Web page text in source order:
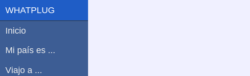
WHATPLUG
Inicio
Mi país es ...
Viajo a ...